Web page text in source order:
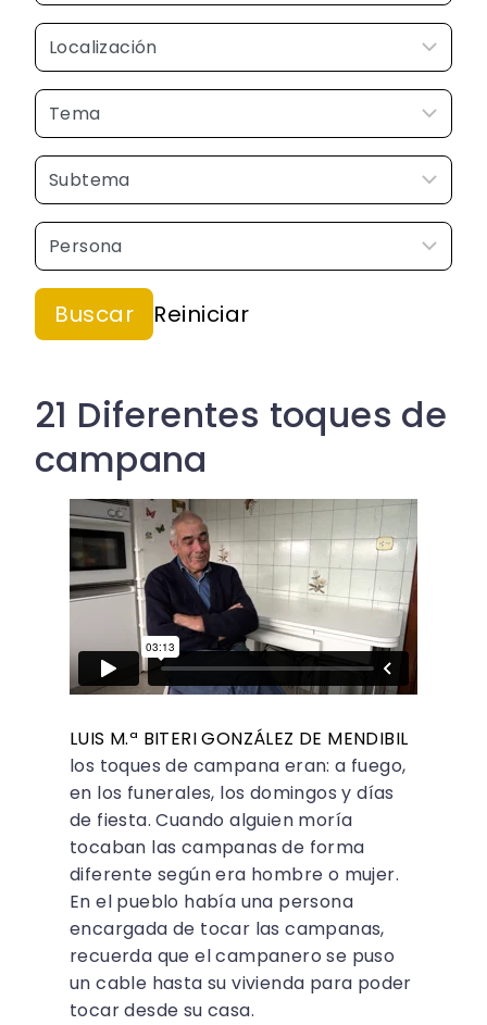
21 Diferentes toques de
campana
LUIS M.ª BITERI GONZÁLEZ DE MENDIBIL
los toques de campana eran: a fuego,
en los funerales, los domingos y días
de fiesta. Cuando alguien moría
tocaban las campanas de forma
diferente según era hombre o mujer.
En el pueblo había una persona
encargada de tocar las campanas,
recuerda que el campanero se puso
un cable hasta su vivienda para poder
tocar desde su casa.